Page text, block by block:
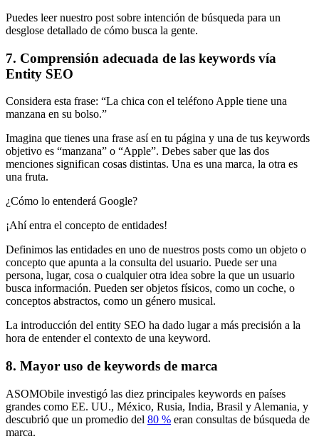
Puedes leer nuestro post sobre intención de búsqueda para un
desglose detallado de cómo busca la gente.
7. Comprensión adecuada de las keywords vía
Entity SEO
Considera esta frase: “La chica con el teléfono Apple tiene una
manzana en su bolso.”
Imagina que tienes una frase así en tu página y una de tus keywords
objetivo es “manzana” o “Apple”. Debes saber que las dos
menciones significan cosas distintas. Una es una marca, la otra es
una fruta.
¿Cómo lo entenderá Google?
¡Ahí entra el concepto de entidades!
Definimos las entidades en uno de nuestros posts como un objeto o
concepto que apunta a la consulta del usuario. Puede ser una
persona, lugar, cosa o cualquier otra idea sobre la que un usuario
busca información. Pueden ser objetos físicos, como un coche, o
conceptos abstractos, como un género musical.
La introducción del entity SEO ha dado lugar a más precisión a la
hora de entender el contexto de una keyword.
8. Mayor uso de keywords de marca
ASOMObile investigó las diez principales keywords en países
grandes como EE. UU., México, Rusia, India, Brasil y Alemania, y
descubrió que un promedio del 80 % eran consultas de búsqueda de
marca.